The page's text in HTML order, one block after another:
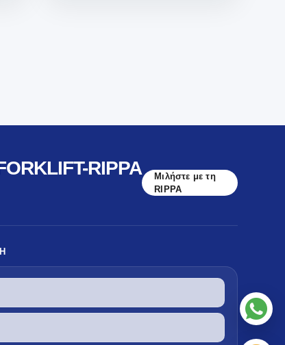
RIPPA
Μιλήστε με τη
RIPPA